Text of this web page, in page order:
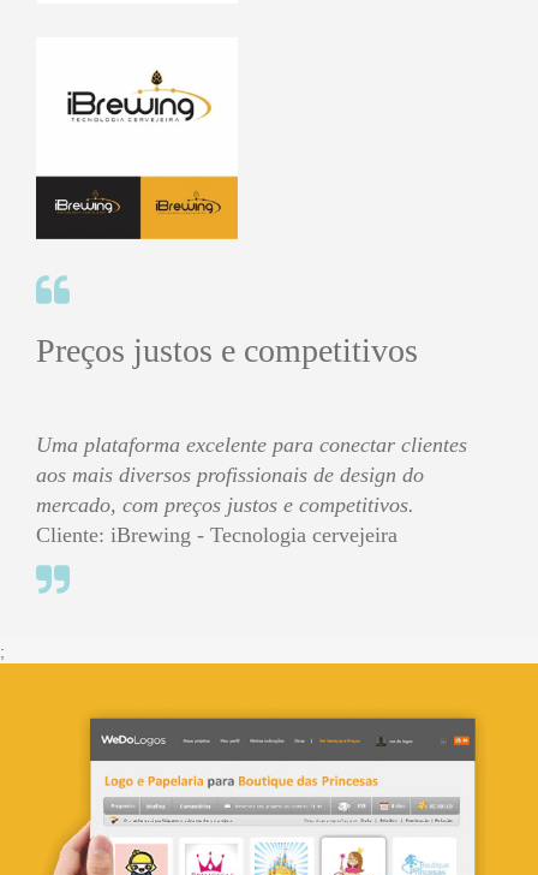
Preços justos e competitivos
Uma plataforma excelente para conectar clientes
aos mais diversos profissionais de design do
mercado, com preços justos e competitivos.
Cliente: iBrewing - Tecnologia cervejeira
;